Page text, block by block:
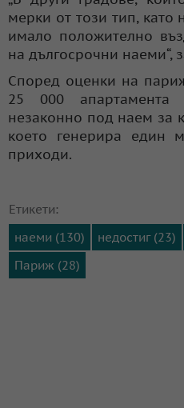
мерки от този тип,
имало положително
на дългосрочни наеми“,
Според оценки на
25 000
незаконно под наем за
което генерира един
приходи.
Етикети:
наеми (130)
недостиг (23)
Париж (28)